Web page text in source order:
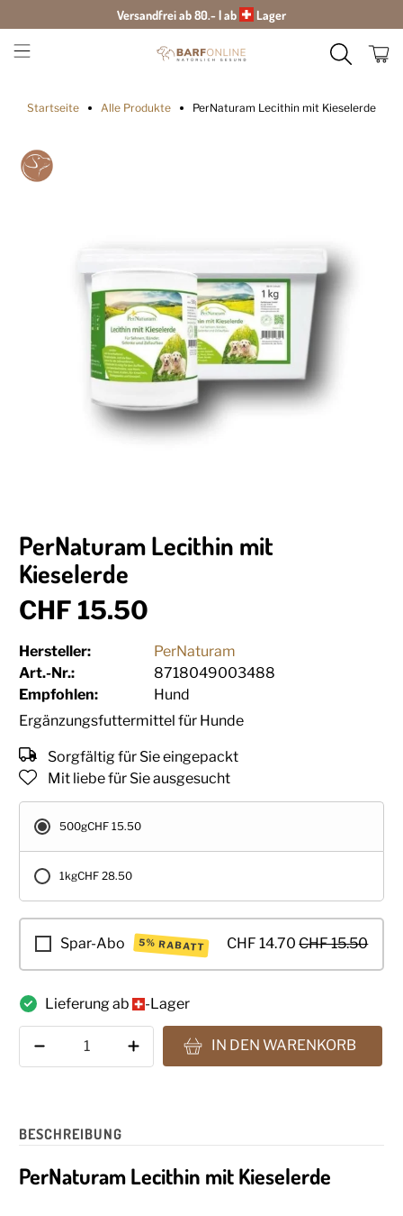
Versandfrei ab 80.- | ab Lager
Startseite Alle Produkte PerNaturam Lecithin mit Kieselerde
PerNaturam Lecithin mit
Kieselerde
CHF 15.50
Hersteller:
PerNaturam
Art.-Nr.:
8718049003488
Empfohlen:
Hund
Ergänzungsfuttermittel für Hunde
Sorgfältig für Sie eingepackt
Mit liebe für Sie ausgesucht
500gCHF 15.50
1kgCHF 28.50
Spar-Abo 5% RABATT CHF 14.70 CHF 15.50
Lieferung ab
-Lager
IN DEN WARENKORB
BESCHREIBUNG
PerNaturam Lecithin mit Kieselerde